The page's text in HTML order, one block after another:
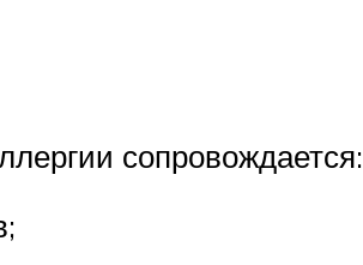
сопровождается: